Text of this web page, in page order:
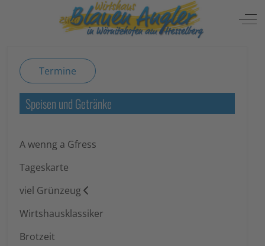
Mobile Menu Toggle
Termine
Speisen und Getränke
A wenng a Gfress
Tageskarte
viel Grünzeug
Wirtshausklassiker
Brotzeit